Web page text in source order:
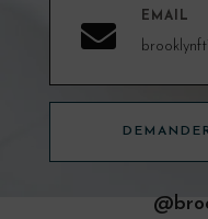

EMAIL